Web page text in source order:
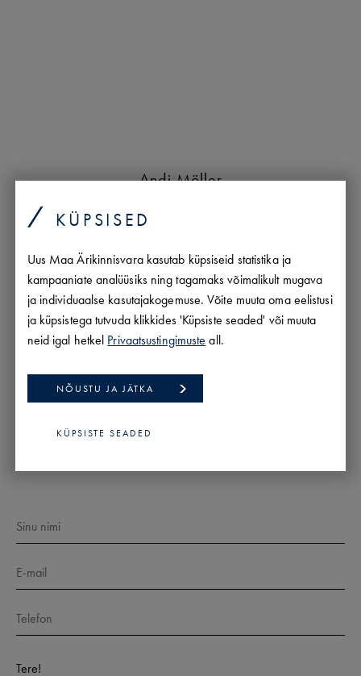
KÜPSISED
Uus Maa Ärikinnisvara kasutab küpsiseid statistika ja
kampaaniate analüüsiks ning tagamaks võimalikult mugava
ja individuaalse kasutajakogemuse. Võite muuta oma eelistusi
ja küpsistega tutvuda klikkides 'Küpsiste seaded' või muuta
neid igal hetkel Privaatsustingimuste all.
NÕUSTU JA JÄTKA
KÜPSISTE SEADED
Andi Möller
andi.moller@uusmaa.ee
rus
PROFIIL
KÕIK MINU PAKKUMISED